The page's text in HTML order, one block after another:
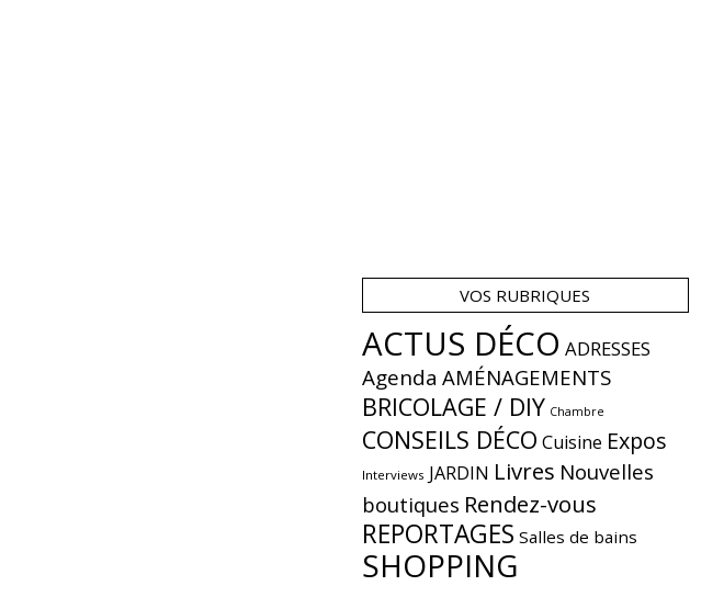
VOS RUBRIQUES
ACTUS DÉCO ADRESSES
Agenda AMÉNAGEMENTS
BRICOLAGE / DIY Chambre
CONSEILS DÉCO Cuisine Expos
Interviews JARDIN Livres Nouvelles
boutiques Rendez-vous
REPORTAGES Salles de bains
SHOPPING